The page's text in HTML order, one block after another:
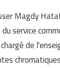
Magdy
service
de